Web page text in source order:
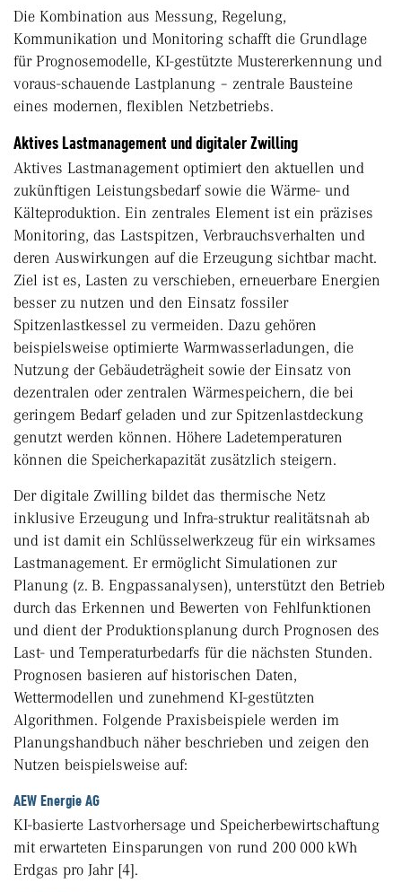
Die Kombination aus Messung, Regelung,
Kommunikation und Monitoring schafft die Grundlage
für Prognosemodelle, KI-gestützte Mustererkennung und
voraus-schauende Lastplanung – zentrale Bausteine
eines modernen, flexiblen Netzbetriebs.
Aktives Lastmanagement und digitaler Zwilling
Aktives Lastmanagement optimiert den aktuellen und
zukünftigen Leistungsbedarf sowie die Wärme- und
Kälteproduktion. Ein zentrales Element ist ein präzises
Monitoring, das Lastspitzen, Verbrauchsverhalten und
deren Auswirkungen auf die Erzeugung sichtbar macht.
Ziel ist es, Lasten zu verschieben, erneuerbare Energien
besser zu nutzen und den Einsatz fossiler
Spitzenlastkessel zu vermeiden. Dazu gehören
beispielsweise optimierte Warmwasserladungen, die
Nutzung der Gebäudeträgheit sowie der Einsatz von
dezentralen oder zentralen Wärmespeichern, die bei
geringem Bedarf geladen und zur Spitzenlastdeckung
genutzt werden können. Höhere Ladetemperaturen
können die Speicherkapazität zusätzlich steigern.
Der digitale Zwilling bildet das thermische Netz
inklusive Erzeugung und Infra-struktur realitätsnah ab
und ist damit ein Schlüsselwerkzeug für ein wirksames
Lastmanagement. Er ermöglicht Simulationen zur
Planung (z. B. Engpassanalysen), unterstützt den Betrieb
durch das Erkennen und Bewerten von Fehlfunktionen
und dient der Produktionsplanung durch Prognosen des
Last- und Temperaturbedarfs für die nächsten Stunden.
Prognosen basieren auf historischen Daten,
Wettermodellen und zunehmend KI-gestützten
Algorithmen. Folgende Praxisbeispiele werden im
Planungshandbuch näher beschrieben und zeigen den
Nutzen beispielsweise auf:
AEW Energie AG
KI-basierte Lastvorhersage und Speicherbewirtschaftung
mit erwarteten Einsparungen von rund 200 000 kWh
Erdgas pro Jahr [4].